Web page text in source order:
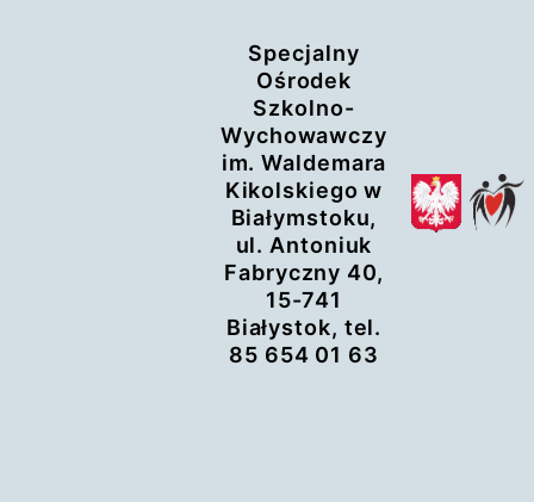
Specjalny
Ośrodek
Szkolno-
Wychowawczy
im. Waldemara
Kikolskiego w
Białymstoku,
ul. Antoniuk
Fabryczny 40,
15-741
Białystok, tel.
85 654 01 63